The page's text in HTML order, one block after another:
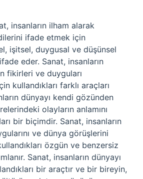
insanların ilham alarak
ifade etmek için
işitsel, duygusal ve düşünsel
eder. Sanat, insanların
fikirleri ve duyguları
kullandıkları farklı araçları
dünyayı kendi gözünden
olayların anlamını
bir biçimdir. Sanat, insanların
ve dünya görüşlerini
özgün ve benzersiz
Sanat, insanların dünyayı
bir araçtır ve bir bireyin,